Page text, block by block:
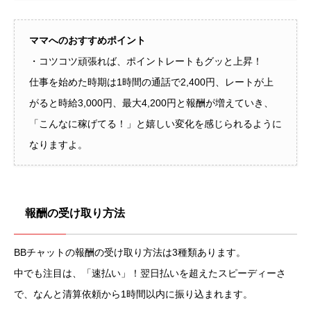
ママへのおすすめポイント
・コツコツ頑張れば、ポイントレートもグッと上昇！
仕事を始めた時期は1時間の通話で2,400円、レートが上
がると時給3,000円、最大4,200円と報酬が増えていき、
「こんなに稼げてる！」と嬉しい変化を感じられるように
なりますよ。
報酬の受け取り方法
BBチャットの報酬の受け取り方法は3種類あります。
中でも注目は、「速払い」！翌日払いを超えたスピーディーさ
で、なんと清算依頼から1時間以内に振り込まれます。